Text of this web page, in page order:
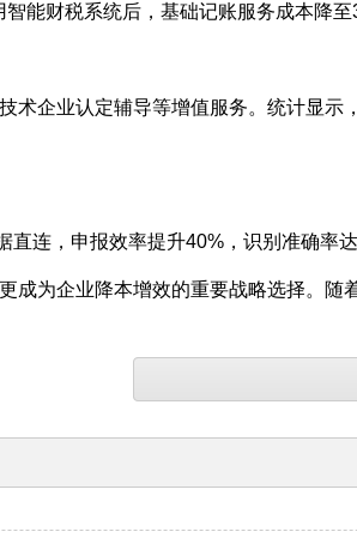
财税系统后，基础记账服务成本降
企业认定辅导等增值服务。统计显
连，申报效率提升40%，识别准确率
为企业降本增效的重要战略选择。